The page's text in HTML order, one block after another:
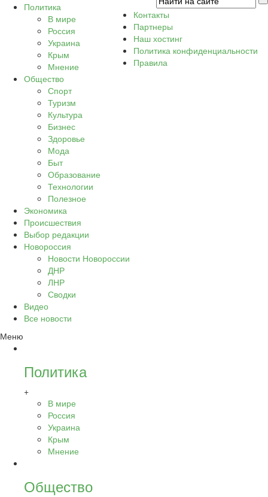
Политика
В мире
Россия
Украина
Крым
Мнение
Общество
Спорт
Туризм
Культура
Бизнес
Здоровье
Мода
Быт
Образование
Технологии
Полезное
Экономика
Происшествия
Выбор редакции
Новороссия
Новости Новороссии
ДНР
ЛНР
Сводки
Видео
Все новости
Меню
Политика
+
В мире
Россия
Украина
Крым
Мнение
Общество
Контакты
Партнеры
Наш хостинг
Политика конфиденциальности
Правила